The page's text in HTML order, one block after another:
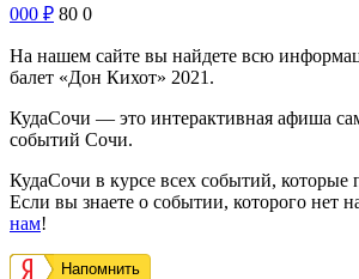
000 ₽ 80 0
На нашем сайте вы найдете всю
балет «Дон Кихот» 2021.
КудаСочи — это интерактивная афиша
событий Сочи.
КудаСочи в курсе всех событий, которые
Если вы знаете о событии, которого нет
нам!
Напомнить